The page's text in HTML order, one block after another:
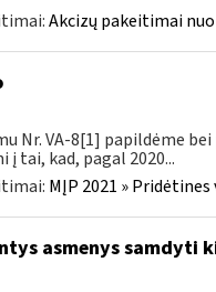
Akcizų pakeitimai nuo
Nr. VA-8[1] papildėme
tai, kad, pagal 2020...
MĮP 2021 »
asmenys samdyti